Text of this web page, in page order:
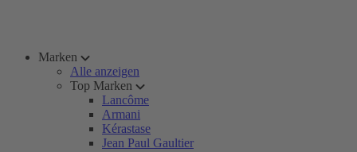
Marken
Alle anzeigen
Top Marken
Lancôme
Armani
Kérastase
Jean Paul Gaultier